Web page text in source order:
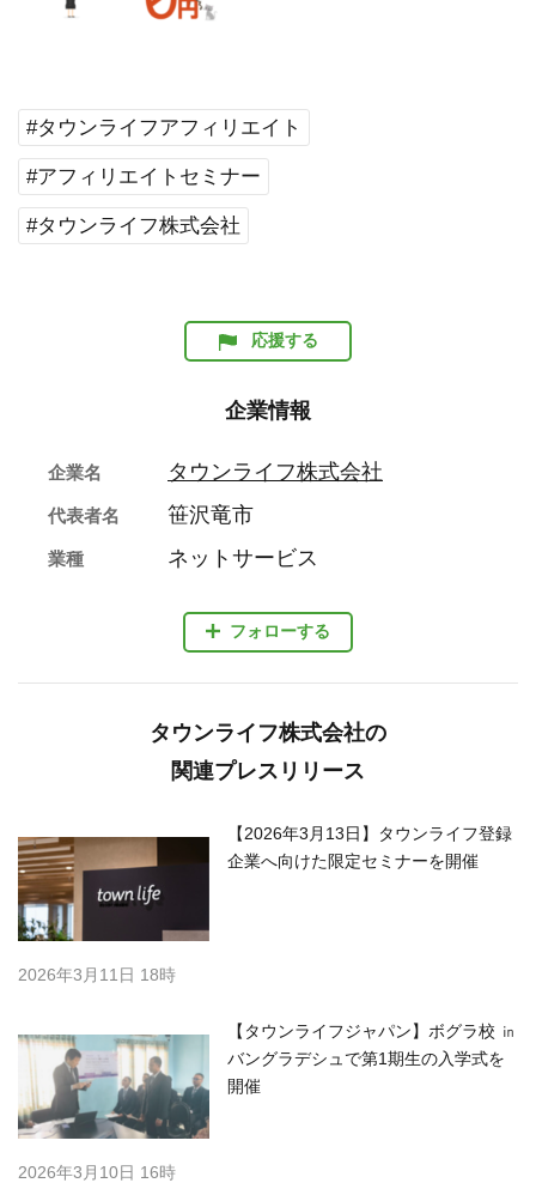
#タウンライフアフィリエイト
#アフィリエイトセミナー
#タウンライフ株式会社
応援する
企業情報
フォローする
企業名 タウンライフ株式会社
代表者名 笹沢竜市
業種 ネットサービス
タウンライフ株式会社の
関連プレスリリース
【2026年3月13日】タウンライフ登録
企業へ向けた限定セミナーを開催
2026年3月11日 18時
【タウンライフジャパン】ボグラ校 ㏌
バングラデシュで第1期生の入学式を
開催
2026年3月10日 16時